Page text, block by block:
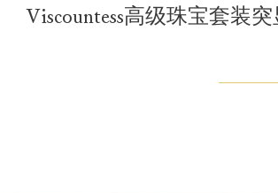
Viscountess高级珠宝套装